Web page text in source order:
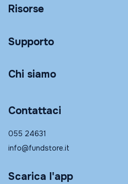
Risorse
Supporto
Chi siamo
Contattaci
055 24631
info@fundstore.it
Scarica l'app